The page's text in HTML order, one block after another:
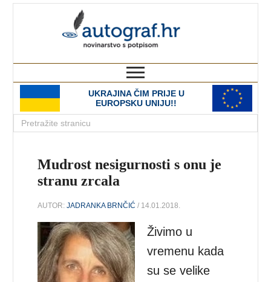
UKRAJINA ČIM PRIJE U
EUROPSKU UNIJU!!
Mudrost nesigurnosti s onu je
stranu zrcala
AUTOR:JADRANKA BRNČIĆ / 14.01.2018.
Živimo u
vremenu kada
su se velike